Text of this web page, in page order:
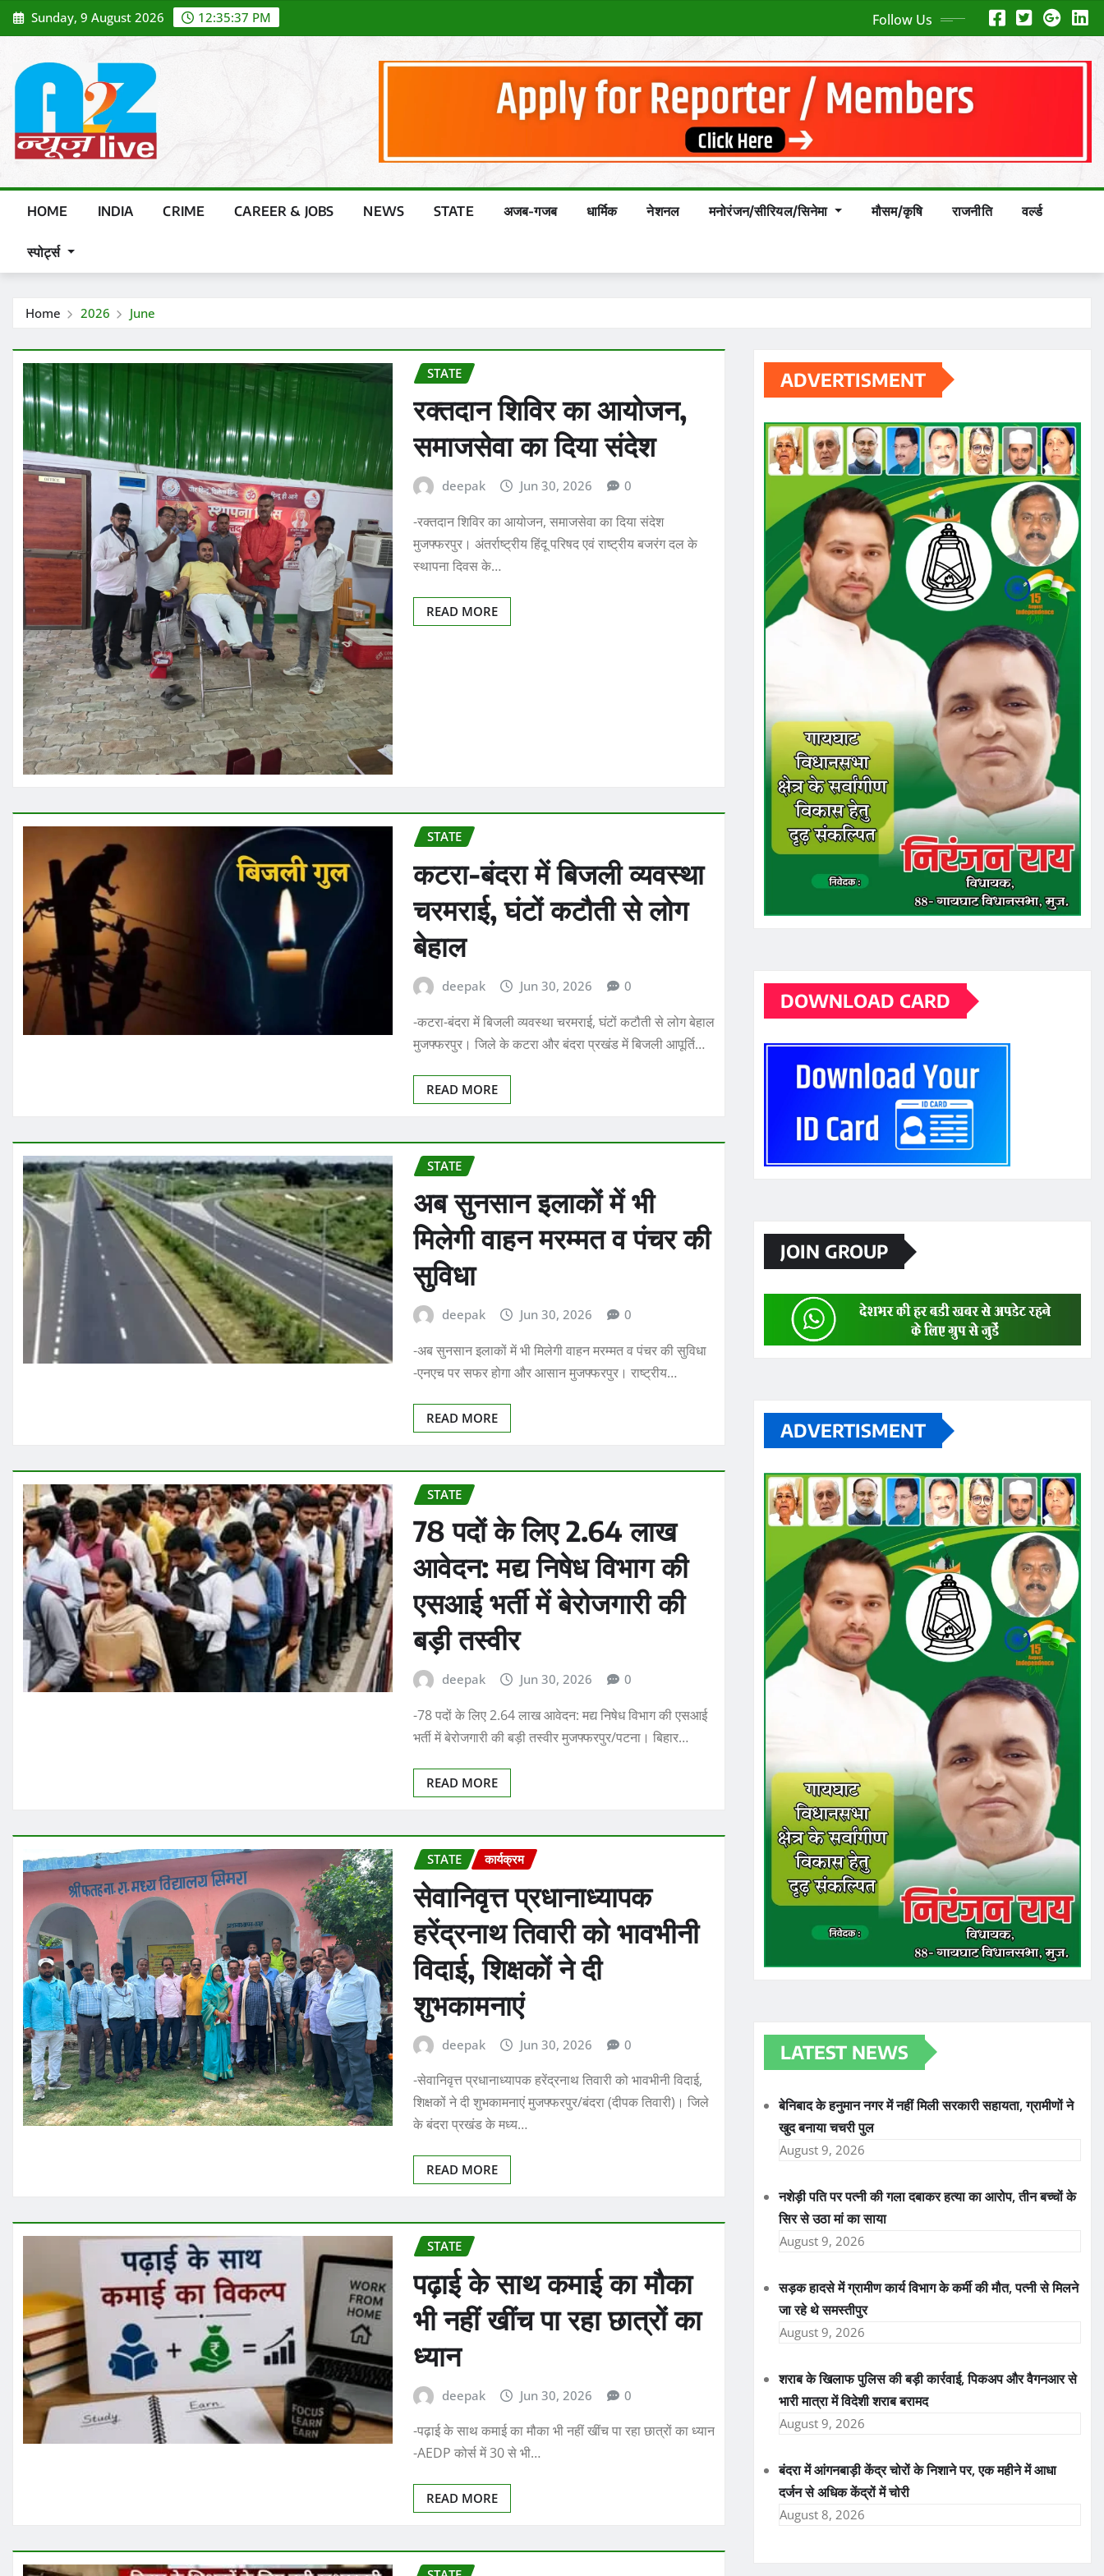
Skip
to
Sunday, 9 August 2026 12:35:38 PM Follow Us
HOME INDIA CRIME CAREER & JOBS NEWS STATE अजब-गजब धार्मिक नेशनल मनोरंजन/सीरियल/सिनेमा मौसम/कृषि राजनीति वर्ल्ड
स्पोर्ट्स
Home 2026 June
STATE
रक्तदान शिविर का आयोजन,
समाजसेवा का दिया संदेश
deepak Jun 30, 2026 0
-रक्तदान शिविर का आयोजन, समाजसेवा का दिया संदेश
मुजफ्फरपुर। अंतर्राष्ट्रीय हिंदू परिषद एवं राष्ट्रीय बजरंग दल के
स्थापना दिवस के…
READ MORE
STATE
कटरा-बंदरा में बिजली व्यवस्था
चरमराई, घंटों कटौती से लोग
बेहाल
deepak Jun 30, 2026 0
-कटरा-बंदरा में बिजली व्यवस्था चरमराई, घंटों कटौती से लोग बेहाल
मुजफ्फरपुर। जिले के कटरा और बंदरा प्रखंड में बिजली आपूर्ति…
READ MORE
STATE
अब सुनसान इलाकों में भी
मिलेगी वाहन मरम्मत व पंचर की
सुविधा
deepak Jun 30, 2026 0
-अब सुनसान इलाकों में भी मिलेगी वाहन मरम्मत व पंचर की सुविधा
-एनएच पर सफर होगा और आसान मुजफ्फरपुर। राष्ट्रीय…
READ MORE
STATE
78 पदों के लिए 2.64 लाख
आवेदन: मद्य निषेध विभाग की
एसआई भर्ती में बेरोजगारी की
बड़ी तस्वीर
deepak Jun 30, 2026 0
-78 पदों के लिए 2.64 लाख आवेदन: मद्य निषेध विभाग की एसआई
भर्ती में बेरोजगारी की बड़ी तस्वीर मुजफ्फरपुर/पटना। बिहार…
READ MORE
STATE कार्यक्रम
सेवानिवृत्त प्रधानाध्यापक
हरेंद्रनाथ तिवारी को भावभीनी
विदाई, शिक्षकों ने दी
शुभकामनाएं
deepak Jun 30, 2026 0
-सेवानिवृत्त प्रधानाध्यापक हरेंद्रनाथ तिवारी को भावभीनी विदाई,
शिक्षकों ने दी शुभकामनाएं मुजफ्फरपुर/बंदरा (दीपक तिवारी)। जिले
के बंदरा प्रखंड के मध्य…
READ MORE
STATE
पढ़ाई के साथ कमाई का मौका
भी नहीं खींच पा रहा छात्रों का
ध्यान
deepak Jun 30, 2026 0
-पढ़ाई के साथ कमाई का मौका भी नहीं खींच पा रहा छात्रों का ध्यान
-AEDP कोर्स में 30 से भी…
READ MORE
ADVERTISMENT
DOWNLOAD CARD
JOIN GROUP
ADVERTISMENT
LATEST NEWS
बेनिबाद के हनुमान नगर में नहीं मिली सरकारी सहायता, ग्रामीणों ने
खुद बनाया चचरी पुल
August 9, 2026
नशेड़ी पति पर पत्नी की गला दबाकर हत्या का आरोप, तीन बच्चों के
सिर से उठा मां का साया
August 9, 2026
सड़क हादसे में ग्रामीण कार्य विभाग के कर्मी की मौत, पत्नी से मिलने
जा रहे थे समस्तीपुर
August 9, 2026
शराब के खिलाफ पुलिस की बड़ी कार्रवाई, पिकअप और वैगनआर से
भारी मात्रा में विदेशी शराब बरामद
August 9, 2026
बंदरा में आंगनबाड़ी केंद्र चोरों के निशाने पर, एक महीने में आधा
दर्जन से अधिक केंद्रों में चोरी
August 8, 2026